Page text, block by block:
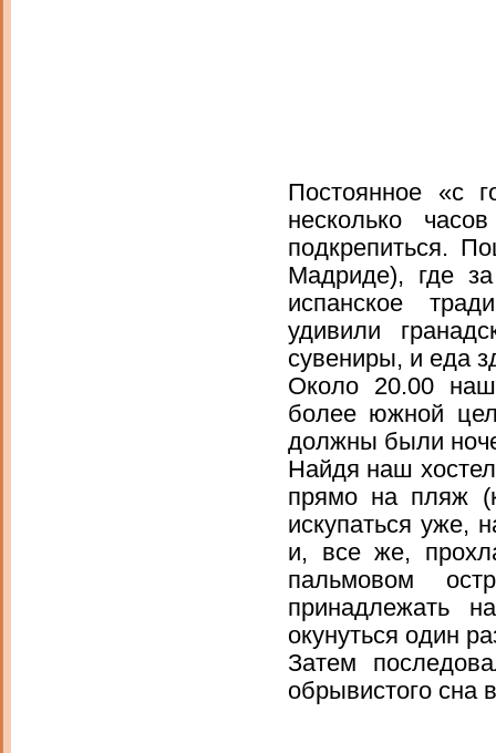
Постоянное «с
несколько
подкрепиться.
Мадриде), где
испанское
удивили
сувениры, и еда
Около 20.00
более южной
должны были
Найдя наш
прямо на пляж
искупаться уже,
и, все же,
пальмовом
принадлежать
окунуться один
Затем
обрывистого сна